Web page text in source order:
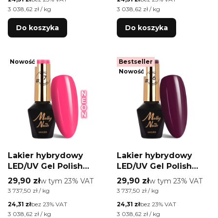
HEMA free 8g
Cena jednostkowa netto
3 038,62 zł / kg
Do koszyka
HEMA free 8g
Cena jednostkowa netto
3 038,62 zł / kg
Do koszyka
Nowość
Lakier hybrydowy
LED/UV Gel Polish
Molly Nails #Juicy by
Monika Mielniczuk Nr
free 8g
Cena brutto
29,90 złw tym %s VAT
w tym 23% VAT
Cena jednostkowa brutto
3 737,50 zł / kg
Cena netto
24,31 złbez 23% VAT
Cena jednostkowa netto
3 038,62 zł / kg
Bestseller
Nowość
Lakier hybrydowy
LED/UV Gel Polish
Molly Nails #Juicy by
Monika Mielniczuk Nr
free 8g
Cena brutto
29,90 złw tym %s VAT
w tym 23% VAT
Cena jednostkowa brutto
3 737,50 zł / kg
Cena netto
24,31 złbez 23% VAT
Cena jednostkowa netto
3 038,62 zł / kg